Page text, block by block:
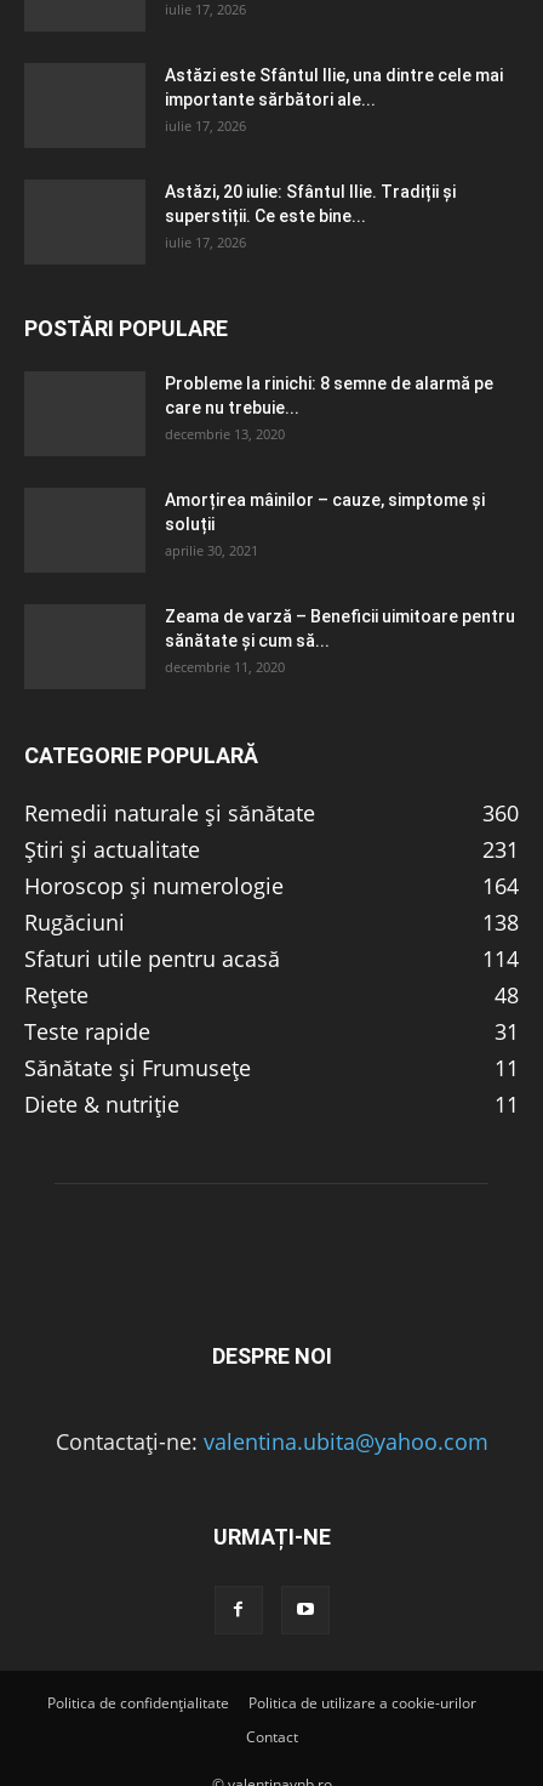
iulie 17, 2026
Astăzi este Sfântul Ilie, una dintre cele mai
importante sărbători ale...
iulie 17, 2026
Astăzi, 20 iulie: Sfântul Ilie. Tradiții și
superstiții. Ce este bine...
iulie 17, 2026
POSTĂRI POPULARE
Probleme la rinichi: 8 semne de alarmă pe
care nu trebuie...
decembrie 13, 2020
Amorțirea mâinilor – cauze, simptome și
soluții
aprilie 30, 2021
Zeama de varză – Beneficii uimitoare pentru
sănătate și cum să...
decembrie 11, 2020
CATEGORIE POPULARĂ
Remedii naturale și sănătate
360
Știri și actualitate
231
Horoscop și numerologie
164
Rugăciuni
138
Sfaturi utile pentru acasă
114
Rețete
48
Teste rapide
31
Sănătate și Frumusețe
11
Diete & nutriție
11
DESPRE NOI
Contactați-ne: valentina.ubita@yahoo.com
URMAȚI-NE
Politica de confidențialitate
Politica de utilizare a cookie-urilor
Contact